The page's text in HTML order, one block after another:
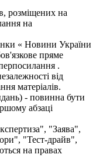
розміщених на
на
« Новини України
пряме
.
від
матеріалів.
- повинна бути
абзаці
"Заява",
"Тест-драйв",
на правах